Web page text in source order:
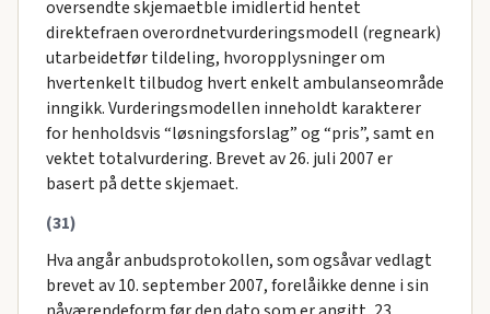
oversendte skjemaetble imidlertid hentet
direktefraen overordnetvurderingsmodell (regneark)
utarbeidetfør tildeling, hvoropplysninger om
hvertenkelt tilbudog hvert enkelt ambulanseområde
inngikk. Vurderingsmodellen inneholdt karakterer
for henholdsvis “løsningsforslag” og “pris”, samt en
vektet totalvurdering. Brevet av 26. juli 2007 er
basert på dette skjemaet.
(31)
Hva angår anbudsprotokollen, som ogsåvar vedlagt
brevet av 10. september 2007, forelåikke denne i sin